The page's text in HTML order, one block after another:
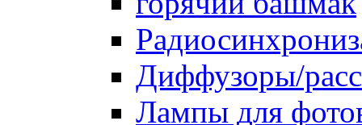
Диффузоры/
Лампы для